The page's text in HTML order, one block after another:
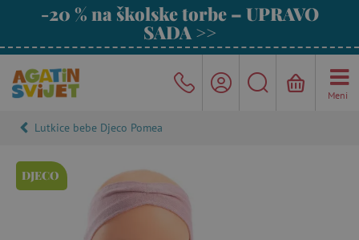
-20 % na školske torbe – UPRAVO
SADA >>
Meni
Lutkice bebe Djeco Pomea
DJECO